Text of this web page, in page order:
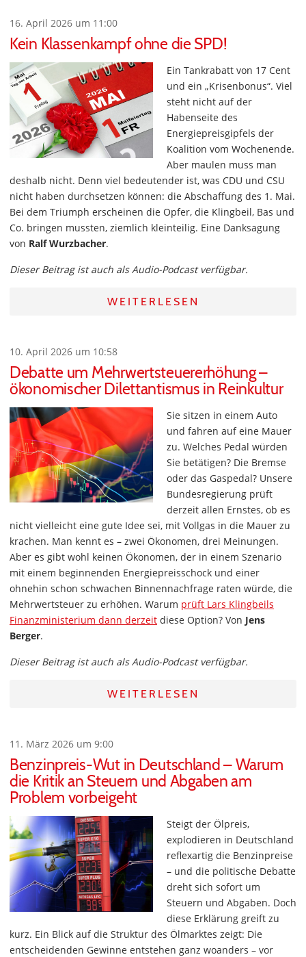
16. April 2026 um 11:00
Kein Klassenkampf ohne die SPD!
Ein Tankrabatt von 17 Cent
und ein „Krisenbonus“. Viel
steht nicht auf der
Habenseite des
Energiepreisgipfels der
Koalition vom Wochenende.
Aber maulen muss man
deshalb nicht. Denn viel bedeutender ist, was CDU und CSU
nicht haben durchsetzen können: die Abschaffung des 1. Mai.
Bei dem Triumph erscheinen die Opfer, die Klingbeil, Bas und
Co. bringen mussten, ziemlich kleinteilig. Eine Danksagung
von Ralf Wurzbacher.
Dieser Beitrag ist auch als Audio-Podcast verfügbar.
WEITERLESEN
10. April 2026 um 10:58
Debatte um Mehrwertsteuererhöhung –
ökonomischer Dilettantismus in Reinkultur
Sie sitzen in einem Auto
und fahren auf eine Mauer
zu. Welches Pedal würden
Sie betätigen? Die Bremse
oder das Gaspedal? Unsere
Bundesregierung prüft
derzeit allen Ernstes, ob es
nicht vielleicht eine gute Idee sei, mit Vollgas in die Mauer zu
krachen. Man kennt es – zwei Ökonomen, drei Meinungen.
Aber es gibt wohl keinen Ökonomen, der in einem Szenario
mit einem beginnenden Energiepreisschock und einer
ohnehin schon schwachen Binnennachfrage raten würde, die
Mehrwertsteuer zu erhöhen. Warum prüft Lars Klingbeils
Finanzministerium dann derzeit diese Option? Von Jens
Berger.
Dieser Beitrag ist auch als Audio-Podcast verfügbar.
WEITERLESEN
11. März 2026 um 9:00
Benzinpreis-Wut in Deutschland – Warum
die Kritik an Steuern und Abgaben am
Problem vorbeigeht
Steigt der Ölpreis,
explodieren in Deutschland
reflexartig die Benzinpreise
– und die politische Debatte
dreht sich sofort um
Steuern und Abgaben. Doch
diese Erklärung greift zu
kurz. Ein Blick auf die Struktur des Ölmarktes zeigt: Die
entscheidenden Gewinne entstehen ganz woanders – vor